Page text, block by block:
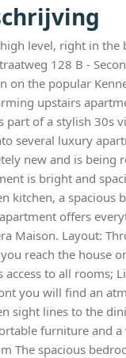
level, right in the
128 B -
on the popular
upstairs
part of a stylish 30s
several luxury
new and is being
is bright and
kitchen, a spacious
offers
Maison. Layout:
reach the house
access to all rooms;
you will find an
sight lines to the
furniture and a
The spacious